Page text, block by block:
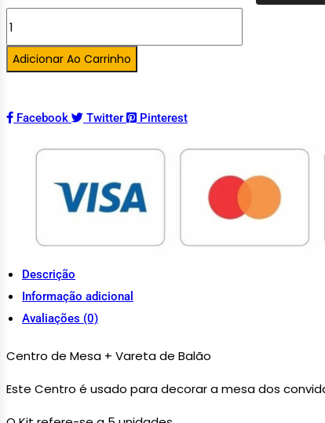
Adicionar Ao Carrinho
Facebook Twitter Pinterest
Descrição
Informação adicional
Avaliações (0)
Centro de Mesa + Vareta de Balão
Este Centro é usado para decorar a mesa dos